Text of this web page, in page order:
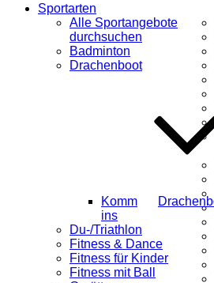
Sportarten
Alle Sportangebote
durchsuchen
Badminton
Drachenboot
Komm
ins
Du-/Triathlon
Fitness & Dance
Fitness für Kinder
Fitness mit Ball